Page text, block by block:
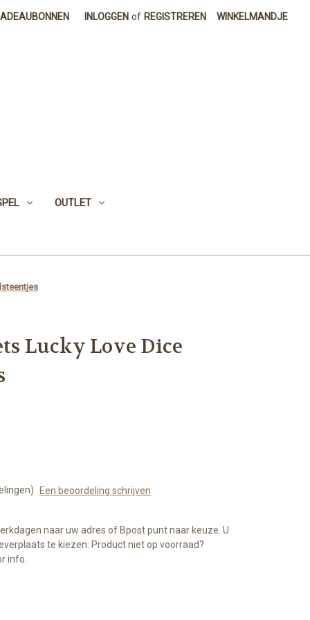
INLOGGEN of REGISTREREN WINKELMANDJE
OUTLET
Lucky Love Dice
Een beoordeling schrijven
naar uw adres of Bpost punt naar keuze. U
te kiezen. Product niet op voorraad?
info.